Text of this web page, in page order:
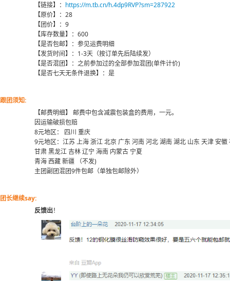
【链接】： https://m.tb.cn/h.4dp9RVP?sm=287922
【原价】：28
【团价】：9
【库存数量】：600
【是否包邮】：参见运费明细
【发货时间】：1-3天（按订单先后陆续发）
【是否混团】：之前参加过的全部参加混团(单件计价)
【是否七天无条件退换】：是
跟团须知:
【邮费明细】 邮费中包含减震包装盒的费用，一元。
因运输破损包赔
8元地区： 四川 重庆
9元地区：江苏 上海 浙江 北京 广东 河南 河北 湖南 湖北 山东 天津 安
甘肃 黑龙江 吉林 辽宁 海南 内蒙古 宁夏
青海 西藏 新疆 （不发)
主团副团混团9件包邮（单独包邮除外）
团长继续say:
反馈出！